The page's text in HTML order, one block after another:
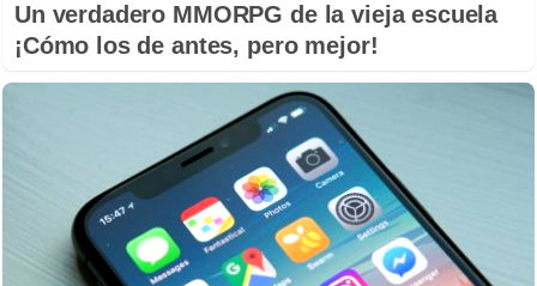
Un verdadero MMORPG de la vieja escuela
¡Cómo los de antes, pero mejor!